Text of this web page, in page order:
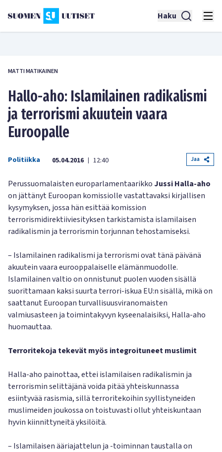
Haku
MATTI MATIKAINEN
Hallo-aho: Islamilainen radikalismi
ja terrorismi akuutein vaara
Euroopalle
Politiikka 05.04.2016 | 12:40 Jaa
Perussuomalaisten europarlamentaarikko Jussi Halla-aho
on jättänyt Euroopan komissiolle vastattavaksi kirjallisen
kysymyksen, jossa hän esittää komission
terrorismidirektiiviesityksen tarkistamista islamilaisen
radikalismin ja terrorismin torjunnan tehostamiseksi.
– Islamilainen radikalismi ja terrorismi ovat tänä päivänä
akuutein vaara eurooppalaiselle elämänmuodolle.
Islamilainen valtio on onnistunut puolen vuoden sisällä
suorittamaan kaksi suurta terrori-iskua EU:n sisällä, mikä on
saattanut Euroopan turvallisuusviranomaisten
valmiusasteen ja toimintakyvyn kyseenalaisiksi, Halla-aho
huomauttaa.
Terroritekoja tekevät myös integroituneet muslimit
Halla-aho painottaa, ettei islamilaisen radikalismin ja
terrorismin selittäjänä voida pitää yhteiskunnassa
esiintyvää rasismia, sillä terroritekoihin syyllistyneiden
muslimeiden joukossa on toistuvasti ollut yhteiskuntaan
hyvin kiinnittyneitä yksilöitä.
– Islamilaisen ääriajattelun ja -toiminnan taustalla on